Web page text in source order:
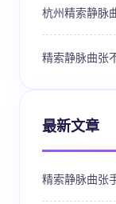
杭州精索静脉
精索静脉曲张
最新文章
精索静脉曲张